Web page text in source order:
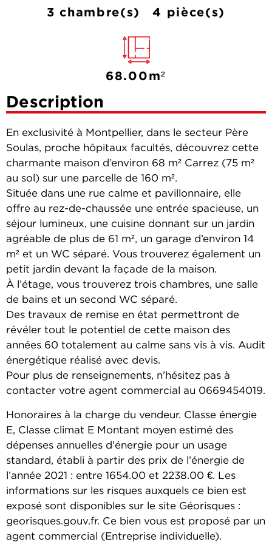
3 chambre(s) 4 pièce(s)
68.00m²
Description
En exclusivité à Montpellier, dans le secteur Père
Soulas, proche hôpitaux facultés, découvrez cette
charmante maison d’environ 68 m² Carrez (75 m²
au sol) sur une parcelle de 160 m².
Située dans une rue calme et pavillonnaire, elle
offre au rez-de-chaussée une entrée spacieuse, un
séjour lumineux, une cuisine donnant sur un jardin
agréable de plus de 61 m², un garage d’environ 14
m² et un WC séparé. Vous trouverez également un
petit jardin devant la façade de la maison.
À l’étage, vous trouverez trois chambres, une salle
de bains et un second WC séparé.
Des travaux de remise en état permettront de
révéler tout le potentiel de cette maison des
années 60 totalement au calme sans vis à vis. Audit
énergétique réalisé avec devis.
Pour plus de renseignements, n’hésitez pas à
contacter votre agent commercial au 0669454019.
Honoraires à la charge du vendeur. Classe énergie
E, Classe climat E Montant moyen estimé des
dépenses annuelles d’énergie pour un usage
standard, établi à partir des prix de l’énergie de
l’année 2021 : entre 1654.00 et 2238.00 €. Les
informations sur les risques auxquels ce bien est
exposé sont disponibles sur le site Géorisques :
georisques.gouv.fr. Ce bien vous est proposé par un
agent commercial (Entreprise individuelle).